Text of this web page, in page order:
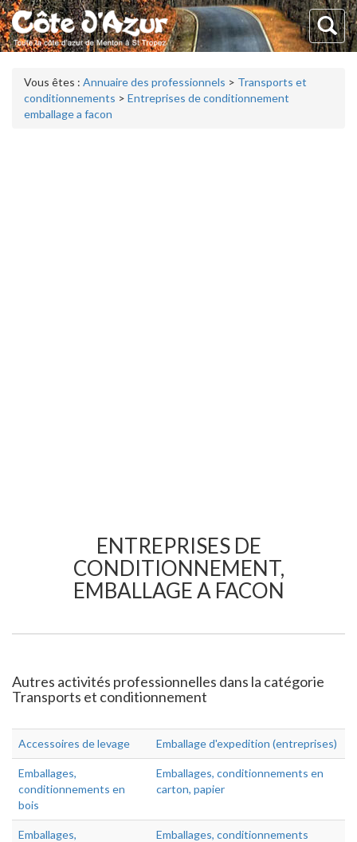
Vous êtes : Annuaire des professionnels > Transports et
conditionnements > Entreprises de conditionnement
emballage a facon
ENTREPRISES DE
CONDITIONNEMENT,
EMBALLAGE A FACON
Autres activités professionnelles dans la catégorie
Transports et conditionnement
Accessoires de levage Emballage d'expedition (entreprises)
Emballages,
conditionnements en
bois
Emballages, conditionnements en
carton, papier
Emballages,
Emballages, conditionnements